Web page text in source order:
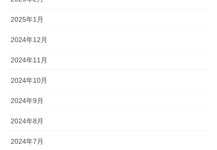
2025年1月
2024年12月
2024年11月
2024年10月
2024年9月
2024年8月
2024年7月